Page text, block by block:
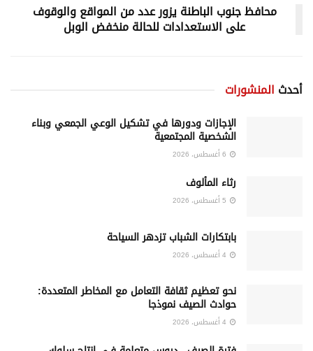
محافظ جنوب الباطنة يزور عدد من المواقع والوقوف
على الاستعدادات للحالة منخفض الوبل
أحدث المنشورات
الإجازات ودورها في تشكيل الوعي الجمعي وبناء
الشخصية المجتمعية
رثاء المألوف
بابتكارات الشباب تزدهر السياحة
نحو تعظيم ثقافة التعامل مع المخاطر المتعددة:
حوادث الصيف نموذجا